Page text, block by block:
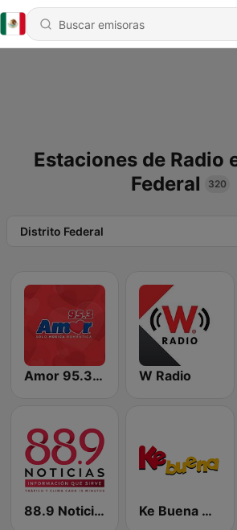
Estaciones de Radio
Federal
320
Distrito Federal
Amor 95.3 FM W Radio
88.9 Noticias Ke Buena 92.9 FM